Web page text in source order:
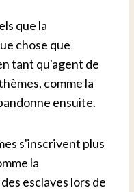
que la
chose que
tant qu'agent de
comme la
ensuite.
s'inscrivent plus
la
esclaves lors de